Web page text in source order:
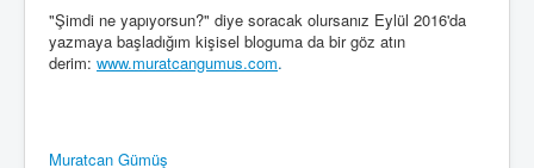
"Şimdi ne yapıyorsun?" diye soracak olursanız Eylül 2016'da
yazmaya başladığım kişisel bloguma da bir göz atın
derim: www.muratcangumus.com.
Muratcan Gümüş